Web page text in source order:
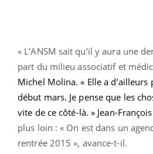
« L’ANSM sait qu’il y aura une
part du milieu associatif et
Michel Molina. « Elle a
début mars. Je pense que les
vite de ce côté-là. » Jean-
plus loin : « On est dans un
rentrée 2015 », avance-t-il.